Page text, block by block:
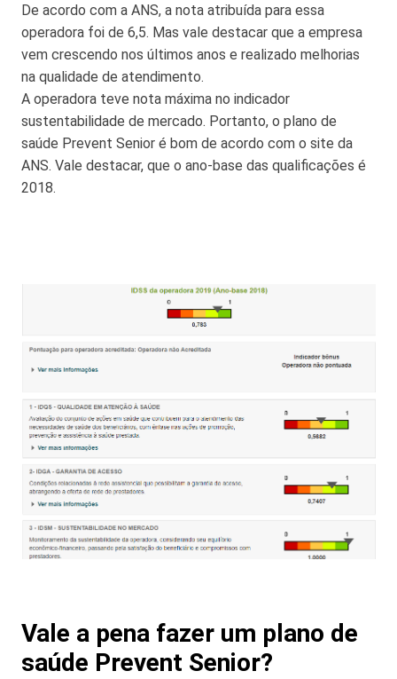
De acordo com a ANS, a nota atribuída para essa
operadora foi de 6,5. Mas vale destacar que a empresa
vem crescendo nos últimos anos e realizado melhorias
na qualidade de atendimento.
A operadora teve nota máxima no indicador
sustentabilidade de mercado. Portanto, o plano de
saúde Prevent Senior é bom de acordo com o site da
ANS. Vale destacar, que o ano-base das qualificações é
2018.
Vale a pena fazer um plano de
saúde Prevent Senior?